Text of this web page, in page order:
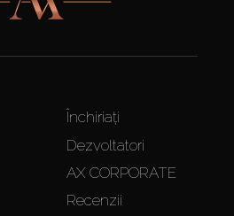
Închiriați
Dezvoltatori
AX CORPORATE
Recenzii